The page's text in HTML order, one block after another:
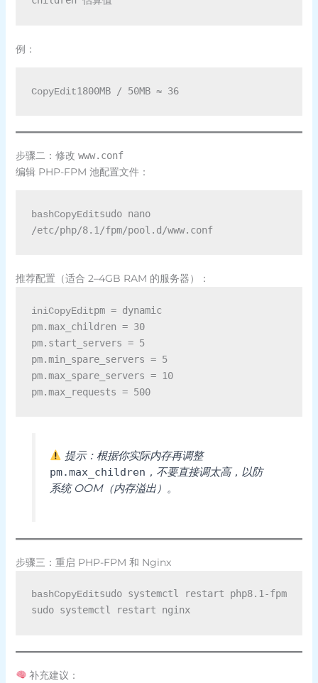
例：
CopyEdit 1800MB / 50MB ≈ 36
步骤二：修改 www.conf
编辑 PHP-FPM 池配置文件：
bashCopyEditsudo nano
/etc/php/8.1/fpm/pool.d/www.conf
推荐配置（适合 2–4GB RAM 的服务器）：
iniCopyEditpm = dynamic
pm.max_children = 30
pm.start_servers = 5
pm.min_spare_servers = 5
pm.max_spare_servers = 10
pm.max_requests = 500
提示：根据你实际内存再调整
pm.max_children ，不要直接调太高，以防
系统 OOM（内存溢出）。
步骤三：重启 PHP-FPM 和 Nginx
bashCopyEditsudo systemctl restart php8.1-fpm
sudo systemctl restart nginx
补充建议：